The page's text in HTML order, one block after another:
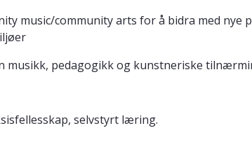
music/community arts for å bidra med nye
musikk, pedagogikk og kunstneriske
selvstyrt læring.